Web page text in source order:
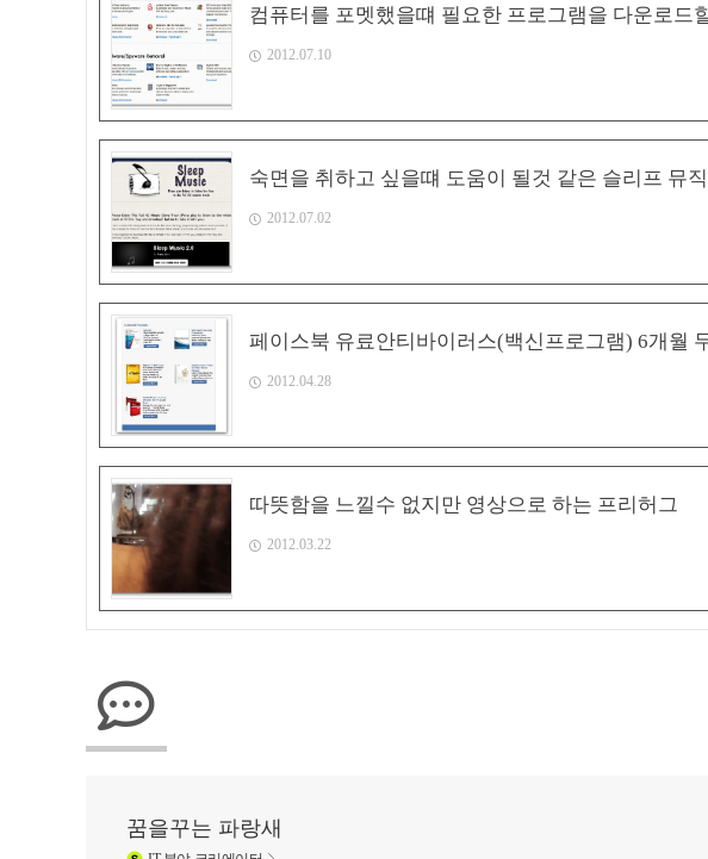
컴퓨터를 포멧했을떄 필요한 프로그램을 다운로드
2012.07.10
숙면을 취하고 싶을떄 도움이 될것 같은 슬리프 뮤직
2012.07.02
페이스북 유료안티바이러스(백신프로그램) 6개월
2012.04.28
따뜻함을 느낄수 없지만 영상으로 하는 프리허그
2012.03.22
꿈을꾸는 파랑새